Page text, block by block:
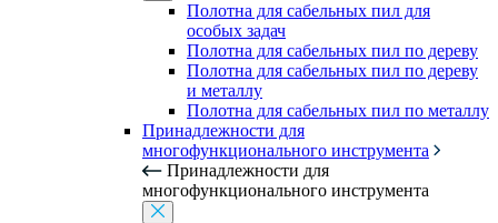
Полотна для сабельных пил для
особых задач
Полотна для сабельных пил по дереву
Полотна для сабельных пил по дереву
и металлу
Полотна для сабельных пил по металлу
Принадлежности для
многофункционального инструмента
Принадлежности для
многофункционального инструмента